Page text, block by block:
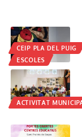
CEIP PLA DEL PUIG
ESCOLES
ACTIVITAT